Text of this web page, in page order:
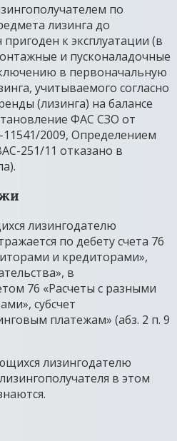
по
лизинга до
к эксплуатации (в
и пусконаладочные
в первоначальную
учитываемого согласно
(лизинга) на балансе
ФАС СЗО от
11541/2009, Определением
251/11 отказано в
лизингодателю
по дебету счета 76
и кредиторами»,
в
76 «Расчеты с разными
субсчет
платежам» (абз. 2 п. 9
лизингодателю
в этом